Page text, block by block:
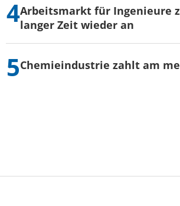
Arbeitsmarkt für Ingenieure
langer Zeit wieder an
Chemieindustrie zahlt am